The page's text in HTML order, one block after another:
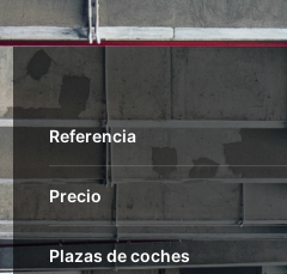
Referencia
Precio
Plazas de coches